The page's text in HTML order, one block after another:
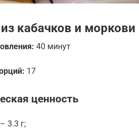
кабачков и моркови
40 минут
17
ценность
3.3 г;